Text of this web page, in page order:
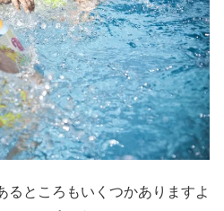
るところもいくつかありますよ